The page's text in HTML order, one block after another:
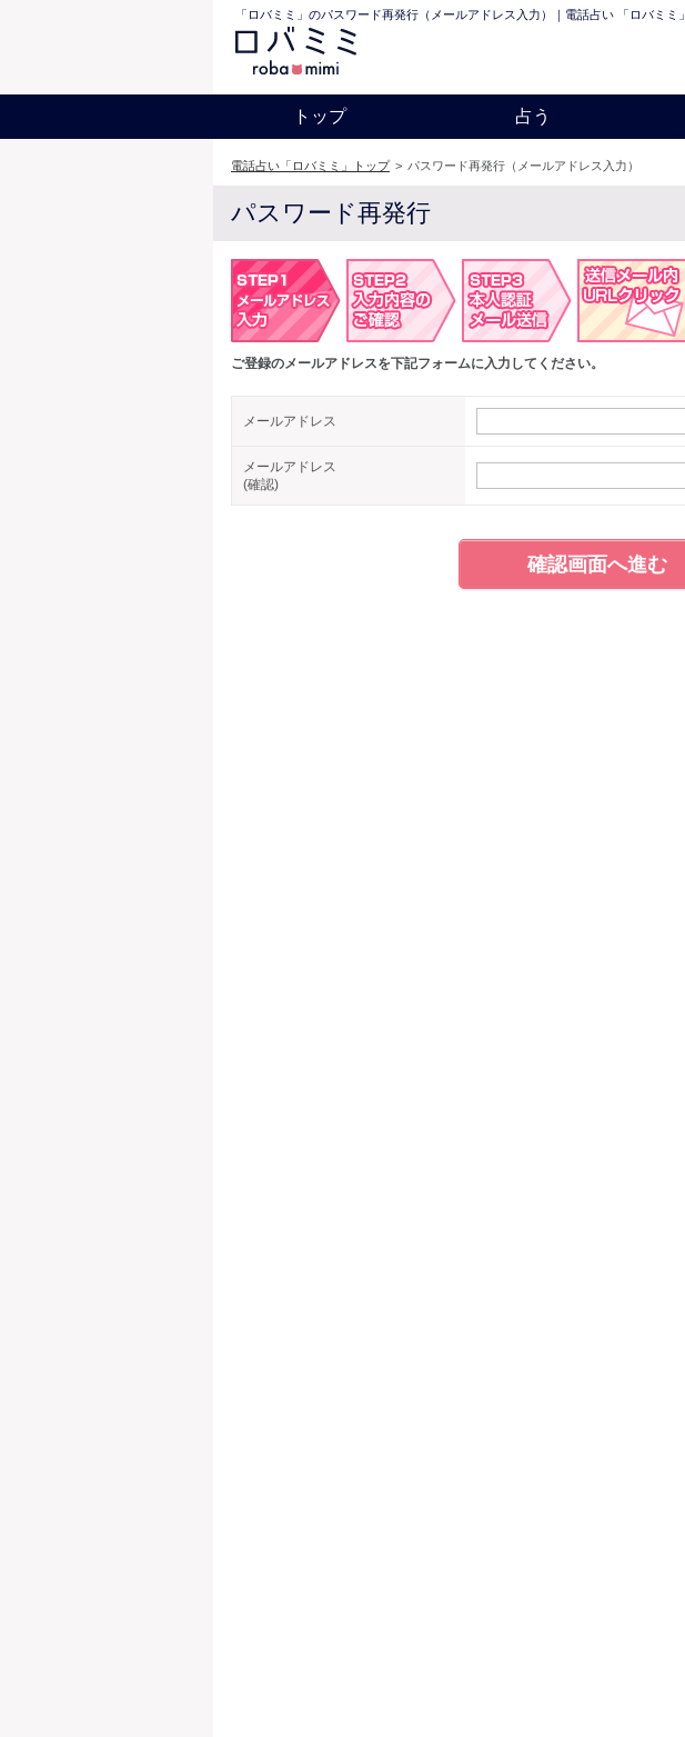
「ロバミミ」のパスワード再発行（メールアドレス入力）｜電話占い 「ロバミミ」
トップ 占う
電話占い「ロバミミ」トップ > パスワード再発行（メールアドレス入力）
パスワード再発行
ご登録のメールアドレスを下記フォームに入力してください。
メールアドレス
メールアドレス
(確認)